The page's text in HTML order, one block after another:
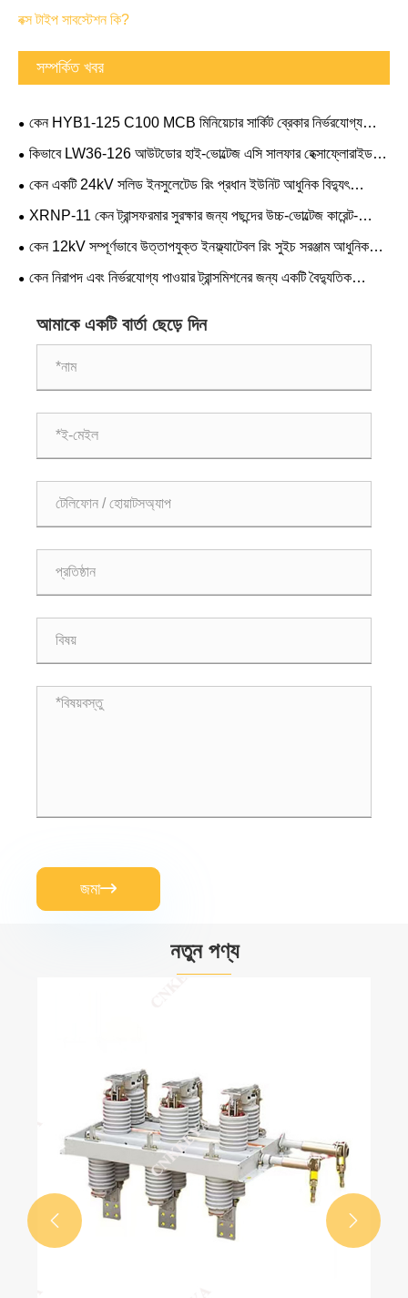
বক্স টাইপ সাবস্টেশন কি?
সম্পর্কিত খবর
কেন HYB1-125 C100 MCB মিনিয়েচার সার্কিট ব্রেকার নির্ভরযোগ্য
বৈদ্যুতিক সুরক্ষার জন্য স্মার্ট পছন্দ
কিভাবে LW36-126 আউটডোর হাই-ভোল্টেজ এসি সালফার হেক্সাফ্লোরাইড
(SF₆) সার্কিট ব্রেকার আধুনিক পাওয়ার সিস্টেমের নির্ভরযোগ্যতা উন্নত করতে পারে
কেন একটি 24kV সলিড ইনসুলেটেড রিং প্রধান ইউনিট আধুনিক বিদ্যুৎ
বিতরণের জন্য পছন্দের পছন্দ হয়ে উঠছে
XRNP-11 কেন ট্রান্সফরমার সুরক্ষার জন্য পছন্দের উচ্চ-ভোল্টেজ কারেন্ট-
লিমিটিং ফিউজ
কেন 12kV সম্পূর্ণভাবে উত্তাপযুক্ত ইনফ্ল্যাটেবল রিং সুইচ সরঞ্জাম আধুনিক
পাওয়ার ডিস্ট্রিবিউশন নেটওয়ার্কের জন্য পছন্দের পছন্দ হয়ে উঠছে
কেন নিরাপদ এবং নির্ভরযোগ্য পাওয়ার ট্রান্সমিশনের জন্য একটি বৈদ্যুতিক
আমাকে একটি বার্তা ছেড়ে দিন
জমা
নতুন পণ্য
 